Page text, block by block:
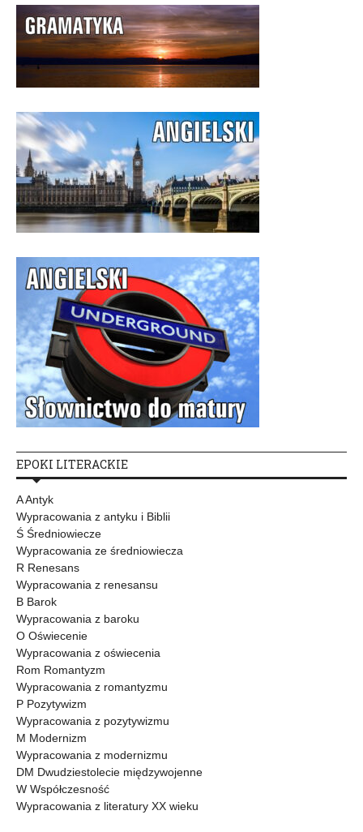
EPOKI LITERACKIE
A Antyk
Wypracowania z antyku i Biblii
Ś Średniowiecze
Wypracowania ze średniowiecza
R Renesans
Wypracowania z renesansu
B Barok
Wypracowania z baroku
O Oświecenie
Wypracowania z oświecenia
Rom Romantyzm
Wypracowania z romantyzmu
P Pozytywizm
Wypracowania z pozytywizmu
M Modernizm
Wypracowania z modernizmu
DM Dwudziestolecie międzywojenne
W Współczesność
Wypracowania z literatury XX wieku